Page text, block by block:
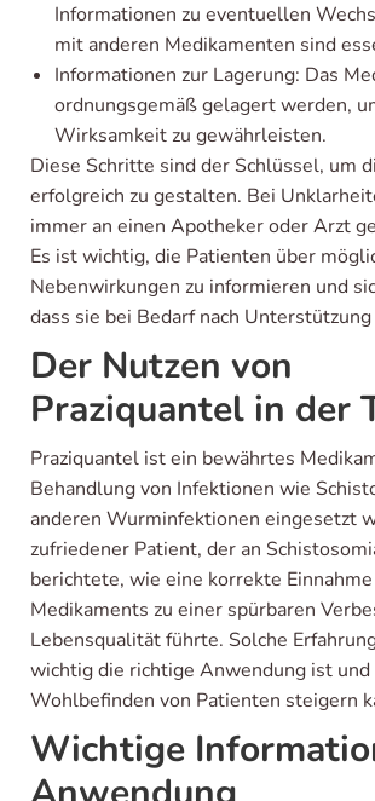
Informationen zu eventuellen
mit anderen Medikamenten sind
Informationen zur Lagerung: Das
ordnungsgemäß gelagert werden,
Wirksamkeit zu gewährleisten.
Diese Schritte sind der Schlüssel, um
erfolgreich zu gestalten. Bei
immer an einen Apotheker oder Arzt
Es ist wichtig, die Patienten über
Nebenwirkungen zu informieren und
dass sie bei Bedarf nach
Der Nutzen von
Praziquantel in der
Praziquantel ist ein bewährtes
Behandlung von Infektionen wie
anderen Wurminfektionen eingesetzt
zufriedener Patient, der an
berichtete, wie eine korrekte
Medikaments zu einer spürbaren
Lebensqualität führte. Solche
wichtig die richtige Anwendung ist und
Wohlbefinden von Patienten steigern
Wichtige